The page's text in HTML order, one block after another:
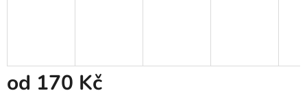
od 170 Kč